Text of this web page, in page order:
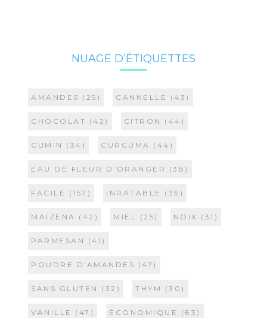
NUAGE D’ÉTIQUETTES
AMANDES (25) CANNELLE (43)
CHOCOLAT (42) CITRON (44)
CUMIN (34) CURCUMA (44)
EAU DE FLEUR D'ORANGER (38)
FACILE (157) INRATABLE (39)
MAIZENA (42) MIEL (25) NOIX (31)
PARMESAN (41)
POUDRE D'AMANDES (47)
SANS GLUTEN (32) THYM (30)
VANILLE (47) ÉCONOMIQUE (83)